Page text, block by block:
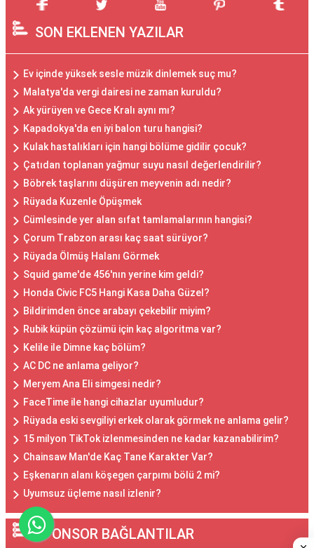
SON EKLENEN YAZILAR
Ev içinde yüksek sesle müzik dinlemek suç mu?
Malatya'da vergi dairesi ne zaman kuruldu?
Ak yürüyen ve Gece Kralı aynı mı?
Kapadokya'da en iyi balon turu hangisi?
Kulak hastalıkları için hangi bölüme gidilir çocuk?
Çatıdan toplanan yağmur suyu nasıl değerlendirilir?
Böbrek taşlarını düşüren meyvenin adı nedir?
Rüyada Kuzenle Öpüşmek
Cümlesinde yer alan sıfat tamlamalarının hangisi?
Çorum Trabzon arası kaç saat sürüyor?
Rüyada Ölmüş Halanı Görmek
Squid game'de 456'nın yerine kim geldi?
Honda Civic FC5 Hangi Kasa Daha Güzel?
Bildirimden önce arabayı çekebilir miyim?
Rubik küpün çözümü için kaç algoritma var?
Kelile ile Dimne kaç bölüm?
AC DC ne anlama geliyor?
Meryem Ana Eli simgesi nedir?
FaceTime ile hangi cihazlar uyumludur?
Rüyada eski sevgiliyi erkek olarak görmek ne anlama gelir?
15 milyon TikTok izlenmesinden ne kadar kazanabilirim?
Chainsaw Man'de Kaç Tane Karakter Var?
Eşkenarın alanı köşegen çarpımı bölü 2 mi?
Uyumsuz üçleme nasıl izlenir?
SPONSOR BAĞLANTILAR